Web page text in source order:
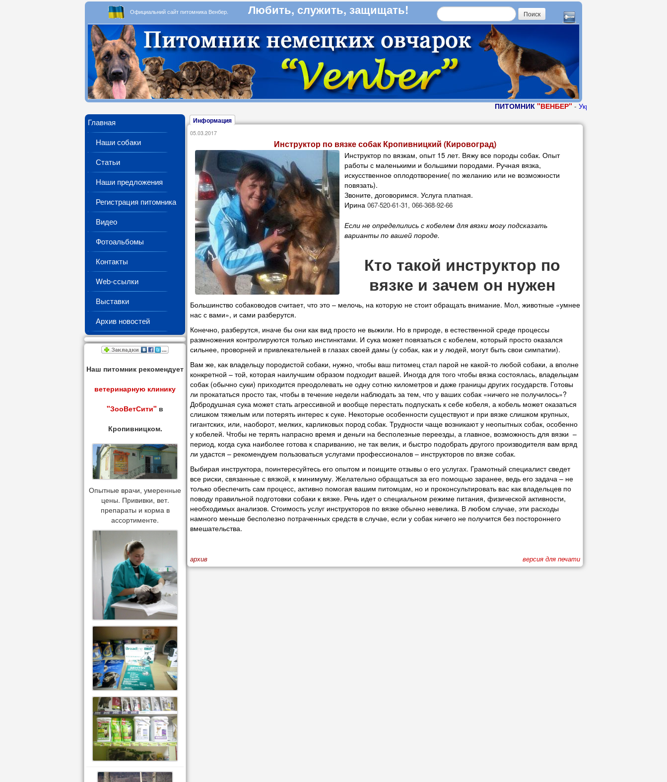
Официальний сайт питомника Венбер. Любить, служить, защищать!
ПИТОМНИК"ВЕНБЕР"-Украина, г. Кировоград,
Главная
Наши собаки
Статьи
Наши предложения
Регистрация питомника
Видео
Фотоальбомы
Контакты
Web-ссылки
Выставки
Архив новостей
Наш питомник рекомендует
ветеринарную клинику
"ЗооВетСити" в
Кропивницком.
Опытные врачи, умеренные
цены. Прививки, вет.
препараты и корма в
ассортименте.
Информация
05.03.2017
Инструктор по вязке собак Кропивницкий (Кировоград)
Инструктор по вязкам, опыт 15 лет. Вяжу все породы собак. Опыт
работы с маленькими и большими породами. Ручная вязка,
искусственное оплодотворение( по желанию или не возможности
повязать).
Звоните, договоримся. Услуга платная.
Ирина 067-520-61-31, 066-368-92-66
Если не определились с кобелем для вязки могу подсказать
варианты по вашей породе.
Кто такой инструктор по
вязке и зачем он нужен
Большинство собаководов считает, что это – мелочь, на которую не стоит обращать внимание. Мол, животные «умнее
нас с вами», и сами разберутся.
Конечно, разберутся, иначе бы они как вид просто не выжили. Но в природе, в естественной среде процессы
размножения контролируются только инстинктами. И сука может повязаться с кобелем, который просто оказался
сильнее, проворней и привлекательней в глазах своей дамы (у собак, как и у людей, могут быть свои симпатии).
Вам же, как владельцу породистой собаки, нужно, чтобы ваш питомец стал парой не какой-то любой собаки, а вполне
конкретной – той, которая наилучшим образом подходит вашей. Иногда для того чтобы вязка состоялась, владельцам
собак (обычно суки) приходится преодолевать не одну сотню километров и даже границы других государств. Готовы
ли прокататься просто так, чтобы в течение недели наблюдать за тем, что у ваших собак «ничего не получилось»?
Добродушная сука может стать агрессивной и вообще перестать подпускать к себе кобеля, а кобель может оказаться
слишком тяжелым или потерять интерес к суке. Некоторые особенности существуют и при вязке слишком крупных,
гигантских, или, наоборот, мелких, карликовых пород собак. Трудности чаще возникают у неопытных собак, особенно
у кобелей. Чтобы не терять напрасно время и деньги на бесполезные переезды, а главное, возможность для вязки –
период, когда сука наиболее готова к спариванию, не так велик, и быстро подобрать другого производителя вам вряд
ли удастся – рекомендуем пользоваться услугами профессионалов – инструкторов по вязке собак.
Выбирая инструктора, поинтересуйтесь его опытом и поищите отзывы о его услугах. Грамотный специалист сведет
все риски, связанные с вязкой, к минимуму. Желательно обращаться за его помощью заранее, ведь его задача – не
только обеспечить сам процесс, активно помогая вашим питомцам, но и проконсультировать вас как владельцев по
поводу правильной подготовки собаки к вязке. Речь идет о специальном режиме питания, физической активности,
необходимых анализов. Стоимость услуг инструкторов по вязке обычно невелика. В любом случае, эти расходы
намного меньше бесполезно потраченных средств в случае, если у собак ничего не получится без постороннего
вмешательства.
архив версия для печати